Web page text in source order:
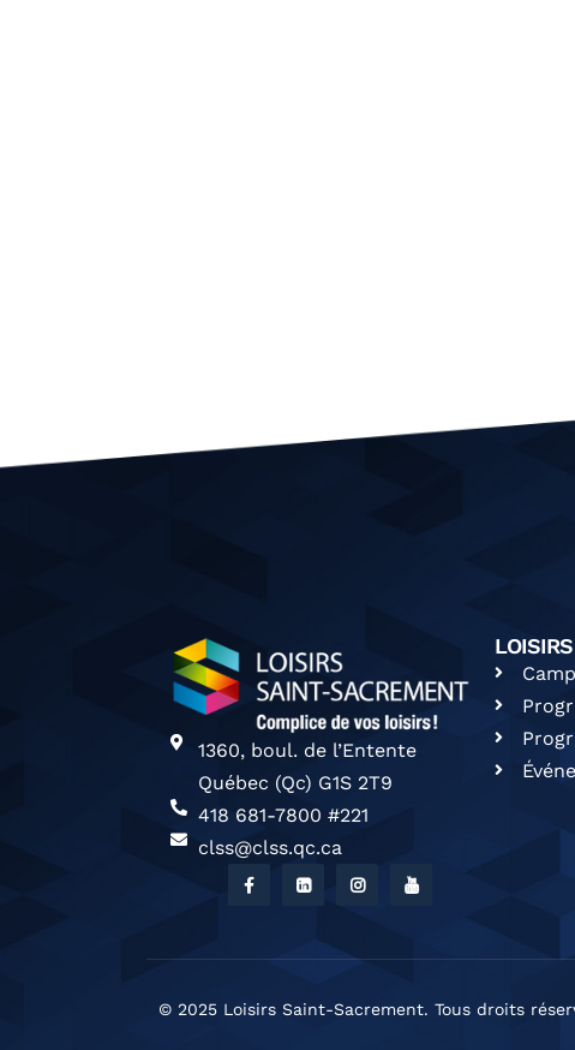
1360, boul. de l’Entente
Québec (Qc) G1S 2T9
418 681-7800 #221
clss@clss.qc.ca
LOISIRS
© 2025 Loisirs Saint-Sacrement. Tous droits